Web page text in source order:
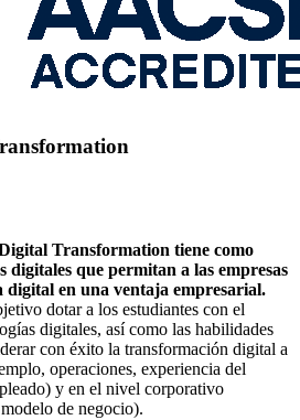
Transformation tiene como
que permitan a las empresas
en una ventaja empresarial.
dotar a los estudiantes con el
digitales, así como las habilidades
con éxito la transformación digital a
operaciones, experiencia del
y en el nivel corporativo
de negocio).